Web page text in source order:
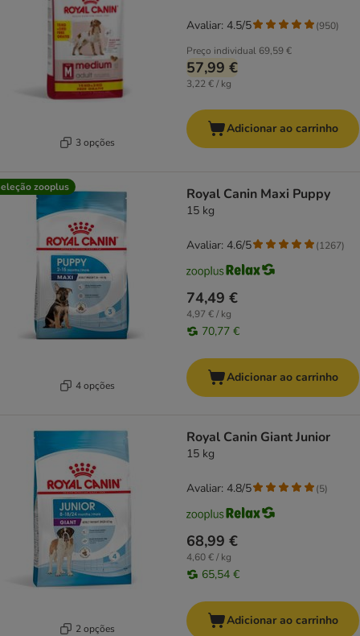
3 opções
Preço individual 69,59 €
57,99 €
3,22 € / kg
Avaliar: 4.5/5 (950)
Adicionar ao carrinho
zooplus
4 opções
Royal Canin Maxi Puppy
15 kg
74,49 €
4,97 € / kg
70,77 €
Avaliar: 4.6/5 (1267)
Adicionar ao carrinho
2 opções
Royal Canin Giant Junior
15 kg
68,99 €
4,60 € / kg
65,54 €
Avaliar: 4.8/5 (5)
Adicionar ao carrinho